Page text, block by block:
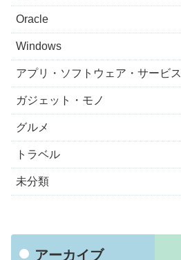
Oracle
Windows
アプリ・ソフトウェア・サービス
ガジェット・モノ
グルメ
トラベル
未分類
アーカイブ